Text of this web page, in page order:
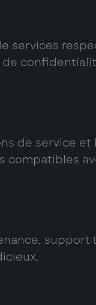
services
de
de service et
compatibles
support